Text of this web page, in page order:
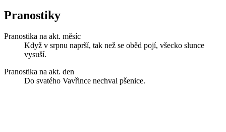
Pranostiky
Pranostika na akt. měsíc
Když v srpnu naprší, tak než se oběd pojí, všecko slunce
vysuší.
Pranostika na akt. den
Do svatého Vavřince nechval pšenice.